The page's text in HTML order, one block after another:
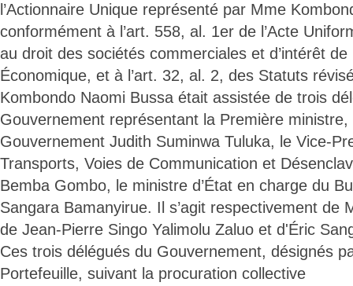
l’Actionnaire Unique représenté par Mme
conformément à l’art. 558, al. 1er de l’Acte
au droit des sociétés commerciales et d’intérêt
Économique, et à l’art. 32, al. 2, des Statuts
Kombondo Naomi Bussa était assistée de trois
Gouvernement représentant la Première ministre,
Gouvernement Judith Suminwa Tuluka, le Vice-
Transports, Voies de Communication et
Bemba Gombo, le ministre d’État en charge du
Sangara Bamanyirue. Il s’agit respectivement de
de Jean-Pierre Singo Yalimolu Zaluo et d'Éric
Ces trois délégués du Gouvernement, désignés
Portefeuille, suivant la procuration collective